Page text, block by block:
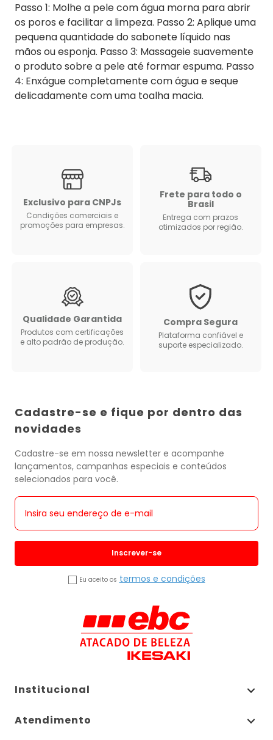
Passo 1: Molhe a pele com água morna para abrir
os poros e facilitar a limpeza. Passo 2: Aplique uma
pequena quantidade do sabonete líquido nas
mãos ou esponja. Passo 3: Massageie suavemente
o produto sobre a pele até formar espuma. Passo
4: Enxágue completamente com água e seque
delicadamente com uma toalha macia.
Exclusivo para CNPJs
Condições comerciais e
promoções para empresas.
Frete para todo o
Brasil
Entrega com prazos
otimizados por região.
Qualidade Garantida
Produtos com certificações
e alto padrão de produção.
Compra Segura
Plataforma confiável e
suporte especializado.
Cadastre-se e fique por dentro das
novidades
Cadastre-se em nossa newsletter e acompanhe
lançamentos, campanhas especiais e conteúdos
selecionados para você.
Inscrever-se
Eu aceito os termos e condições
Institucional
Atendimento